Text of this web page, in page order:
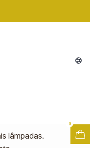
0
lâmpadas.